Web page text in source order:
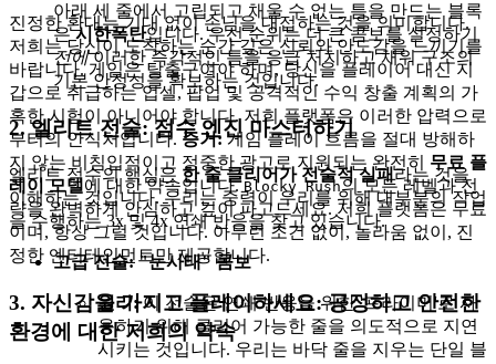
아래 세 줄에서 고립되고 채울 수 없는 틈을 만드는 블록
은시한폭탄입니다. 우선 순위는 더 큰 콤보를 설정하기
전에이러한 즉각적인 틈을 응급 처치하고 채워 구조의
기본 안정성을 확보하는 것입니다.
2. 엘리트 전술: 점수 엔진 마스터하기
엘리트 점수의 핵심은 한 줄 클리어가 전술적 실패라는 것을
이해하는 것입니다. 우리는 중력이 우리를 위해 대부분의 작업
을 수행하는 3x 및 4x 연쇄 반응을 찾고 있습니다.
고급 전술: "눈사태" 콤보
원리:이 전술은 연쇄 반응을 위한 '프라이머'로 사
용하기 위해 클리어 가능한 줄을 의도적으로 지연
시키는 것입니다. 우리는 바닥 줄을 지우는 단일 블
진정한 환대는 기대 없이 손님을 대접하는 것을 의미합니다.
저희는 당신이 도착하는 순간 깊은 신뢰와 안도감을 느끼기를
바랍니다. 게임은 탈출구여야 하며, 당신을 플레이어 대신 지
갑으로 취급하는 업셀, 팝업 및 공격적인 수익 창출 계획의 가
혹한 시험이 아니어야 합니다. 저희 플랫폼은 이러한 압력으로
부터의 안식처입니다. 증거: 게임 플레이 흐름을 절대 방해하
지 않는 비침입적이고 정중한 광고로 지원되는 완전히 무료 플
레이 모델에 대한 약속입니다.Blocky Rush의 모든 레벨과 전
략을 완벽하게 안심하고 깊이 파고드세요. 저희 플랫폼은 무료
이며, 항상 그럴 것입니다. 아무런 조건 없이, 놀라움 없이, 진
정한 엔터테인먼트만 제공합니다.
3. 자신감을 가지고 플레이하세요: 공정하고 안전한
환경에 대한 저희의 약속